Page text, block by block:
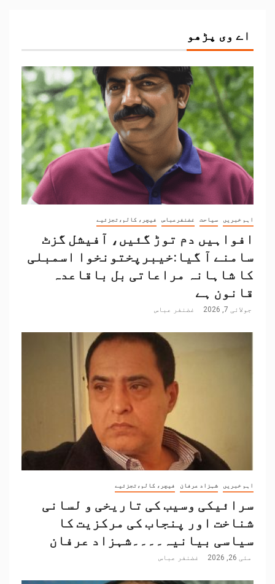
اے وی پڑھو
اہم خبریں سیاحت غضنفرعباس فیچر، کالم،تجزئیے
افواہیں دم توڑ گئیں، آفیشل گزٹ
سامنے آ گیا:خیبرپختونخوا اسمبلی
کا شاہانہ مراعاتی بل باقاعدہ
قانون ہے
جولائی 7, 2026 غضنفر عباس
اہم خبریں شہزاد عرفان فیچر، کالم،تجزئیے
سرائیکی وسیب کی تاریخی و لسانی
شناخت اور پنجاب کی مرکزیت کا
سیاسی بیانیہ۔۔۔۔شہزاد عرفان
مئی 26, 2026 غضنفر عباس